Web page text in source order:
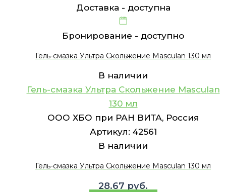
Доставка - доступна
Бронирование - доступно
Гель-смазка Ультра Скольжение Masculan 130 мл
В наличии
Гель-смазка Ультра Скольжение Masculan
130 мл
ООО ХБО при РАН ВИТА, Россия
Артикул: 42561
В наличии
Гель-смазка Ультра Скольжение Masculan 130 мл
28.67 руб.